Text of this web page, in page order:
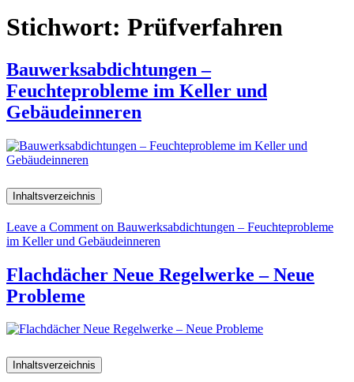
Stichwort: Prüfverfahren
Bauwerksabdichtungen –
Feuchteprobleme im Keller und
Gebäudeinneren
Inhaltsverzeichnis
Leave a Comment on Bauwerksabdichtungen – Feuchteprobleme
im Keller und Gebäudeinneren
Flachdächer Neue Regelwerke – Neue
Probleme
Inhaltsverzeichnis